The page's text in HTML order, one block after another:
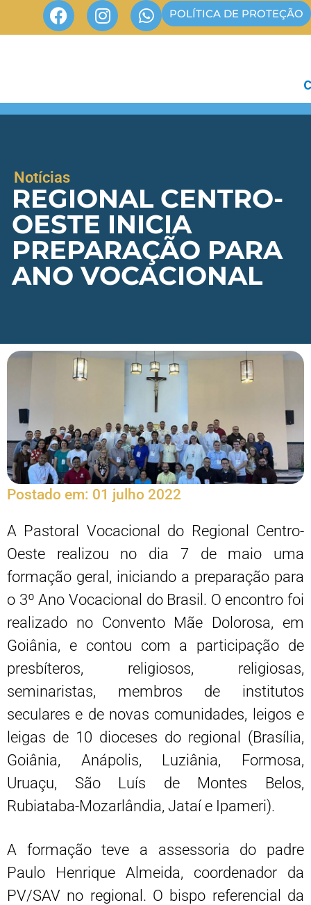
POLÍTICA DE PROTEÇÃO
Notícias
REGIONAL CENTRO-
OESTE INICIA
PREPARAÇÃO PARA
ANO VOCACIONAL
Postado em: 01 julho 2022
A Pastoral Vocacional do Regional Centro-
Oeste realizou no dia 7 de maio uma
formação geral, iniciando a preparação para
o 3º Ano Vocacional do Brasil. O encontro foi
realizado no Convento Mãe Dolorosa, em
Goiânia, e contou com a participação de
presbíteros, religiosos, religiosas,
seminaristas, membros de institutos
seculares e de novas comunidades, leigos e
leigas de 10 dioceses do regional (Brasília,
Goiânia, Anápolis, Luziânia, Formosa,
Uruaçu, São Luís de Montes Belos,
Rubiataba-Mozarlândia, Jataí e Ipameri).
A formação teve a assessoria do padre
Paulo Henrique Almeida, coordenador da
PV/SAV no regional. O bispo referencial da